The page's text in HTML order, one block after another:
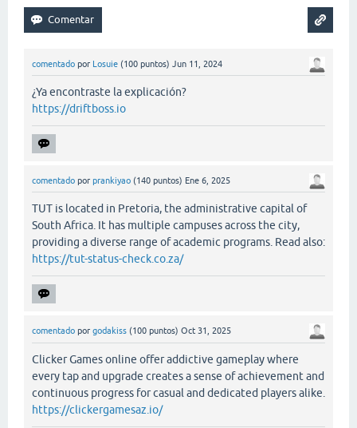
comentado por Losuie (100 puntos) Jun 11, 2024
¿Ya encontraste la explicación?
https://driftboss.io
comentado por prankiyao (140 puntos) Ene 6, 2025
TUT is located in Pretoria, the administrative capital of
South Africa. It has multiple campuses across the city,
providing a diverse range of academic programs. Read also:
https://tut-status-check.co.za/
comentado por godakiss (100 puntos) Oct 31, 2025
Clicker Games online offer addictive gameplay where
every tap and upgrade creates a sense of achievement and
continuous progress for casual and dedicated players alike.
https://clickergamesaz.io/